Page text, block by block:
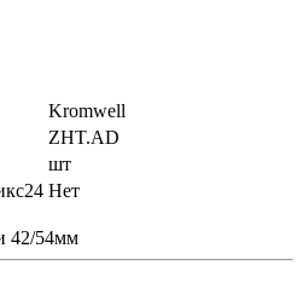
Kromwell
ZHT.AD
шт
Нет
42/54мм